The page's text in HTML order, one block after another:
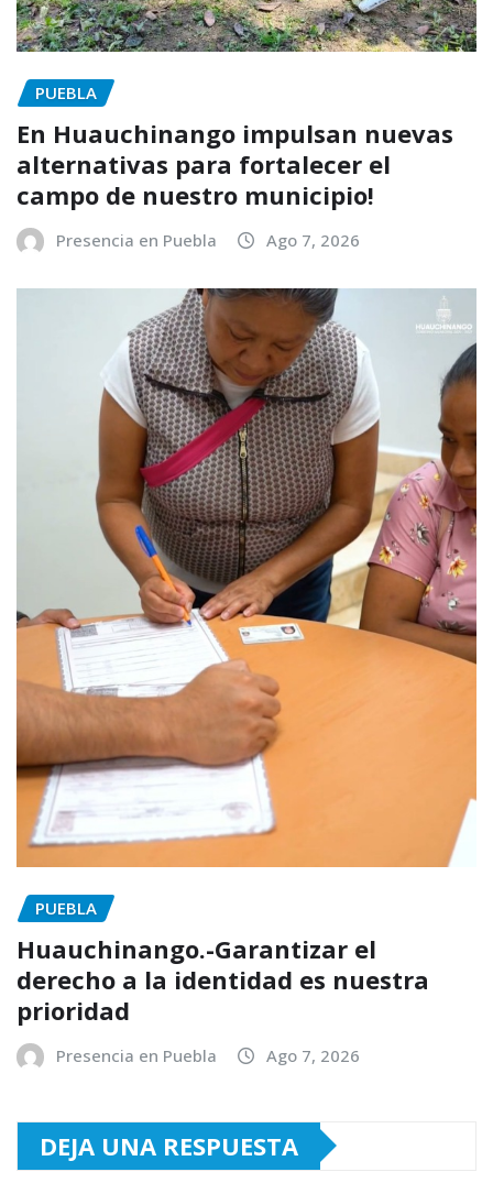
PUEBLA
En Huauchinango impulsan nuevas
alternativas para fortalecer el
campo de nuestro municipio!
Presencia en Puebla Ago 7, 2026
PUEBLA
Huauchinango.-Garantizar el
derecho a la identidad es nuestra
prioridad
Presencia en Puebla Ago 7, 2026
DEJA UNA RESPUESTA